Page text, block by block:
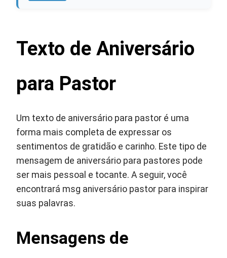
Texto de Aniversário
para Pastor
Um texto de aniversário para pastor é uma
forma mais completa de expressar os
sentimentos de gratidão e carinho. Este tipo de
mensagem de aniversário para pastores pode
ser mais pessoal e tocante. A seguir, você
encontrará msg aniversário pastor para inspirar
suas palavras.
Mensagens de